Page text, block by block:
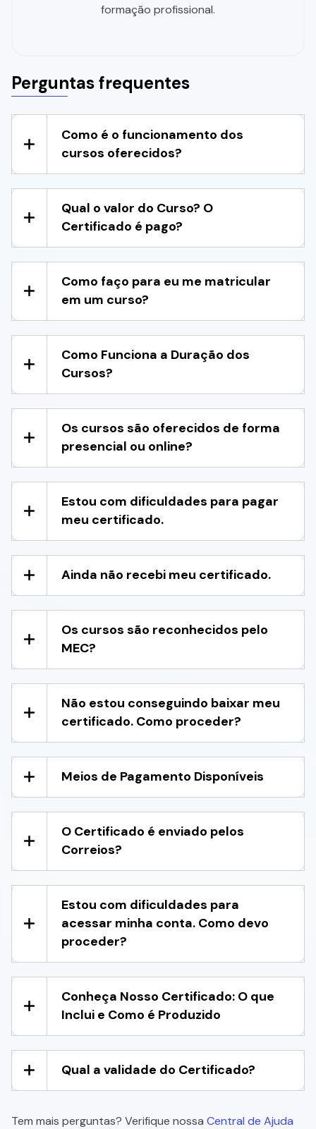
formação profissional.
Perguntas frequentes
Como é o funcionamento dos
cursos oferecidos?
Qual o valor do Curso? O
Certificado é pago?
Como faço para eu me matricular
em um curso?
Como Funciona a Duração dos
Cursos?
Os cursos são oferecidos de forma
presencial ou online?
Estou com dificuldades para pagar
meu certificado.
Ainda não recebi meu certificado.
Os cursos são reconhecidos pelo
MEC?
Não estou conseguindo baixar meu
certificado. Como proceder?
Meios de Pagamento Disponíveis
O Certificado é enviado pelos
Correios?
Estou com dificuldades para
acessar minha conta. Como devo
proceder?
Conheça Nosso Certificado: O que
Inclui e Como é Produzido
Qual a validade do Certificado?
Tem mais perguntas? Verifique nossa Central de Ajuda